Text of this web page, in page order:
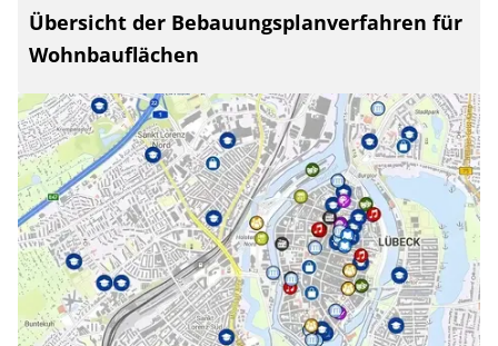
Übersicht der Bebauungsplanverfahren für
Wohnbauflächen